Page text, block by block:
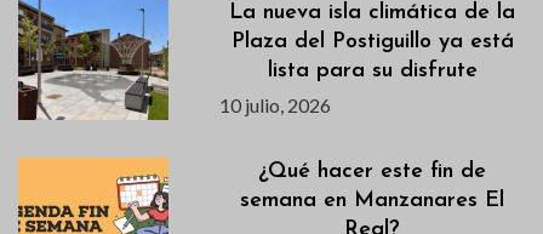
La nueva isla climática de la
Plaza del Postiguillo ya está
lista para su disfrute
10 julio, 2026
¿Qué hacer este fin de
semana en Manzanares El